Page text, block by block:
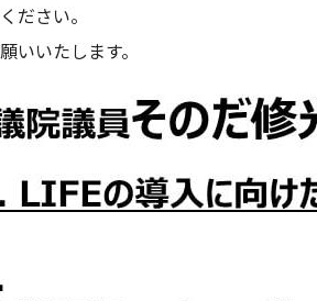
ださい。
いいたします。